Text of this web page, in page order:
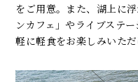
をご用意。また、湖上に
ンカフェ」やライブステ
軽に軽食をお楽しみいただ